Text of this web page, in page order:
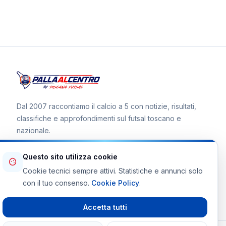
Dal 2007 raccontiamo il calcio a 5 con notizie, risultati,
classifiche e approfondimenti sul futsal toscano e
nazionale.
Canale WhatsApp
Telegram Toscana Futsal
Questo sito utilizza cookie
Cookie tecnici sempre attivi. Statistiche e annunci solo
con il tuo consenso. Cookie Policy.
Accetta tutti